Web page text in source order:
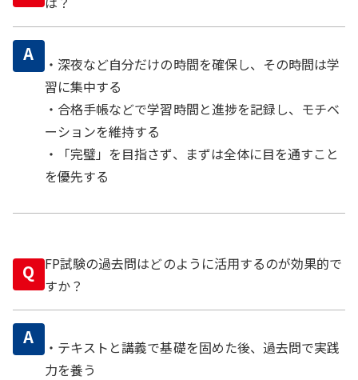
A
・深夜など自分だけの時間を確保し、その時間は学
習に集中する
・合格手帳などで学習時間と進捗を記録し、モチベ
ーションを維持する
・「完璧」を目指さず、まずは全体に目を通すこと
を優先する
Q
FP試験の過去問はどのように活用するのが効果的で
すか？
A
・テキストと講義で基礎を固めた後、過去問で実践
力を養う